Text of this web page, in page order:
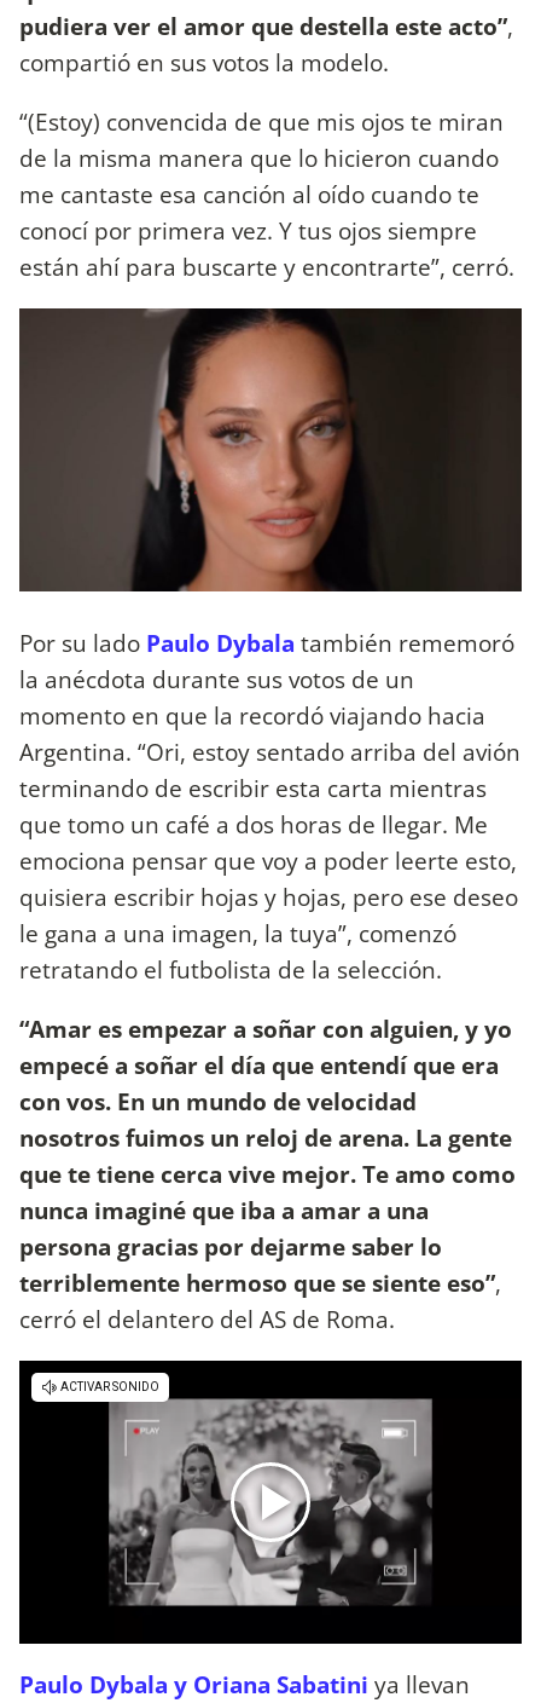
pudiera ver el amor que destella este acto”,
compartió en sus votos la modelo.
“(Estoy) convencida de que mis ojos te miran
de la misma manera que lo hicieron cuando
me cantaste esa canción al oído cuando te
conocí por primera vez. Y tus ojos siempre
están ahí para buscarte y encontrarte”, cerró.
Por su lado Paulo Dybala también rememoró
la anécdota durante sus votos de un
momento en que la recordó viajando hacia
Argentina. “Ori, estoy sentado arriba del avión
terminando de escribir esta carta mientras
que tomo un café a dos horas de llegar. Me
emociona pensar que voy a poder leerte esto,
quisiera escribir hojas y hojas, pero ese deseo
le gana a una imagen, la tuya”, comenzó
retratando el futbolista de la selección.
“Amar es empezar a soñar con alguien, y yo
empecé a soñar el día que entendí que era
con vos. En un mundo de velocidad
nosotros fuimos un reloj de arena. La gente
que te tiene cerca vive mejor. Te amo como
nunca imaginé que iba a amar a una
persona gracias por dejarme saber lo
terriblemente hermoso que se siente eso”,
cerró el delantero del AS de Roma.
Paulo Dybala y Oriana Sabatini ya llevan